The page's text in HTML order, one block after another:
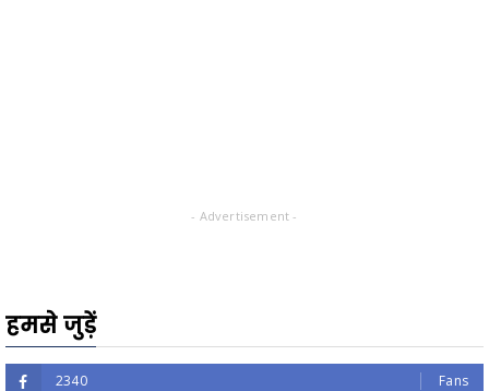
- Advertisement -
हमसे जुड़ें
2340 Fans